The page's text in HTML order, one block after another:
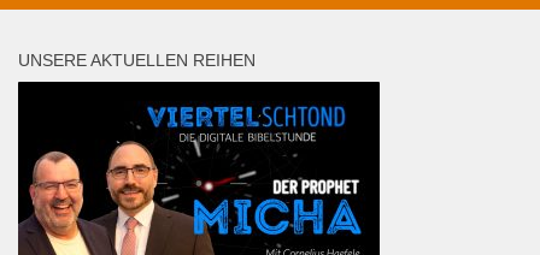
UNSERE AKTUELLEN REIHEN